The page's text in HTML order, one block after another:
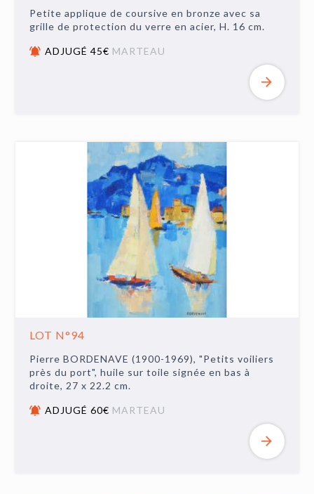
Petite applique de coursive en bronze avec sa
grille de protection du verre en acier, H. 16 cm.
ADJUGÉ 45€ MARTEAU
LOT N°94
Pierre BORDENAVE (1900-1969), "Petits voiliers
près du port", huile sur toile signée en bas à
droite, 27 x 22.2 cm.
ADJUGÉ 60€ MARTEAU